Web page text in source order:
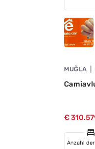
MUĞLA
€
Anzahl